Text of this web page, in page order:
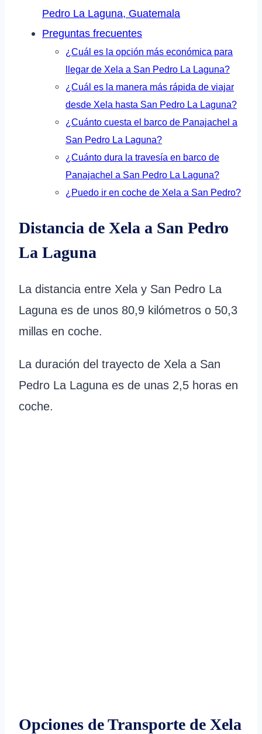
Pedro La Laguna, Guatemala
Preguntas frecuentes
¿Cuál es la opción más económica para
llegar de Xela a San Pedro La Laguna?
¿Cuál es la manera más rápida de viajar
desde Xela hasta San Pedro La Laguna?
¿Cuánto cuesta el barco de Panajachel a
San Pedro La Laguna?
¿Cuánto dura la travesía en barco de
Panajachel a San Pedro La Laguna?
¿Puedo ir en coche de Xela a San Pedro?
Distancia de Xela a San Pedro
La Laguna
La distancia entre Xela y San Pedro La
Laguna es de unos 80,9 kilómetros o 50,3
millas en coche.
La duración del trayecto de Xela a San
Pedro La Laguna es de unas 2,5 horas en
coche.
Opciones de Transporte de Xela